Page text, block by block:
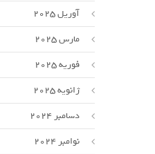
آوریل 2025
مارس 2025
فوریه 2025
ژانویه 2025
دسامبر 2024
نوامبر 2024